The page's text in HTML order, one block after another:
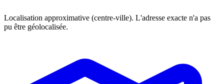
Localisation approximative (centre-ville). L'adresse exacte n'a pas
pu être géolocalisée.